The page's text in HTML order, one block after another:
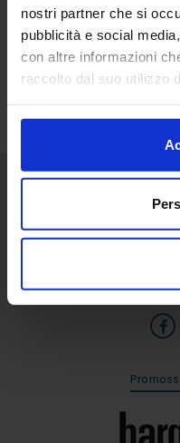
nostri partner che si
pubblicità e social
con altre informazioni
raccolto dal suo utilizzo